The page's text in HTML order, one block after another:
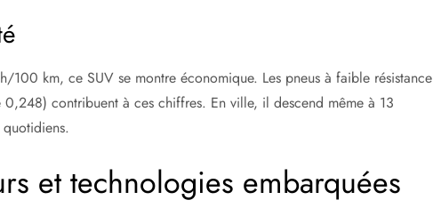
100 km, ce SUV se montre économique. Les pneus à faible résistance
contribuent à ces chiffres. En ville, il descend même à 13
et technologies embarquées